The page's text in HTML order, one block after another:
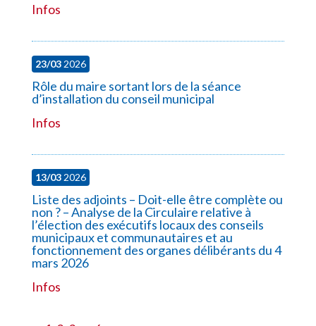
Infos
23/032026
Rôle du maire sortant lors de la séance
d’installation du conseil municipal
Infos
13/032026
Liste des adjoints – Doit-elle être complète ou
non ? – Analyse de la Circulaire relative à
l’élection des exécutifs locaux des conseils
municipaux et communautaires et au
fonctionnement des organes délibérants du 4
mars 2026
Infos